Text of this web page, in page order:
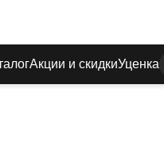
Акции и скидкиУценка